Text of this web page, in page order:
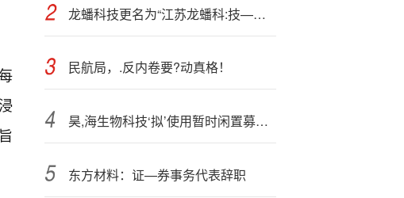
龙蟠科技更名为“江苏龙蟠科:技—集团股份有限公司”
民航局，.反内卷要?动真格！
昊,海生物科技‘拟’使用暂时闲置募集资金进行现金管理
东方材料：证—券事务代表辞职